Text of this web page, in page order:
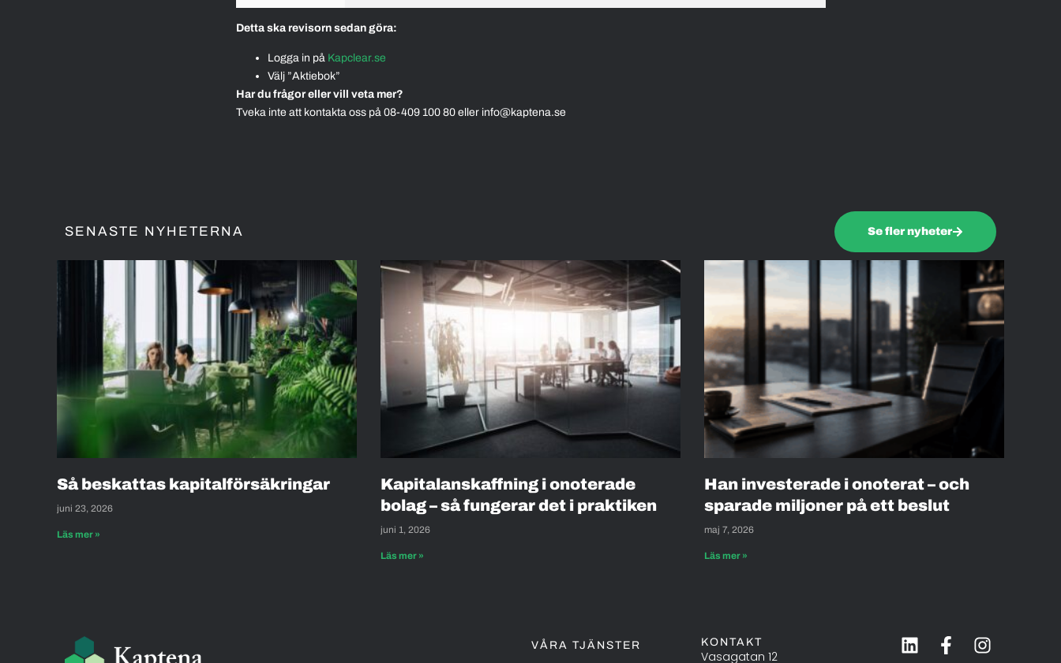
Detta ska revisorn sedan göra:
Logga in på Kapclear.se
Välj ”Aktiebok”
Har du frågor eller vill veta mer?
Tveka inte att kontakta oss på 08-409 100 80 eller info@kaptena.se
SENASTE NYHETERNA Se fler nyheter
Så beskattas kapitalförsäkringar
juni 23, 2026
Läs mer »
Kapitalanskaffning i onoterade
bolag – så fungerar det i praktiken
juni 1, 2026
Läs mer »
Han investerade i onoterat – och
sparade miljoner på ett beslut
maj 7, 2026
Läs mer »
VÅRA TJÄNSTER
KONTAKT
Vasagatan 12